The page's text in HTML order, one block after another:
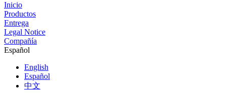
Inicio
Productos
Entrega
Legal Notice
Compañía
Español
English
Español
中文